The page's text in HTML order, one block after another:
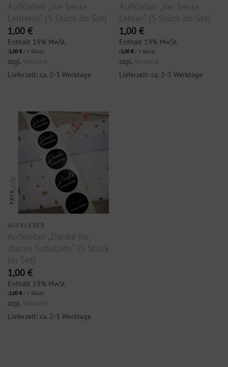
Aufkleber „die beste
Lehrerin“ (5 Stück im Set)
1,00 €
Enthält 19% MwSt.
(1,00€/ 1 Stück)
zzgl. Versand
Lieferzeit: ca. 2-3 Werktage
Aufkleber „der beste
Lehrer“ (5 Stück im Set)
1,00 €
Enthält 19% MwSt.
(1,00€/ 1 Stück)
zzgl. Versand
Lieferzeit: ca. 2-3 Werktage
AUFKLEBER
Aufkleber „Danke für
dieses Schuljahr“ (5 Stück
im Set)
1,00 €
Enthält 19% MwSt.
(1,00€/ 1 Stück)
zzgl. Versand
Lieferzeit: ca. 2-3 Werktage